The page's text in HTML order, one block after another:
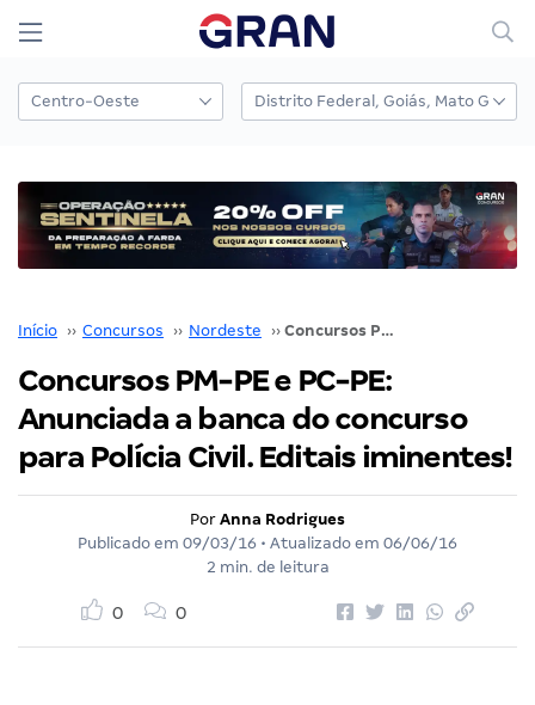
Início ›› Concursos ›› Nordeste ›› Concursos PM-PE e PC-PE: Anunciada a banca do concurso para Polícia Civil. Editais iminentes!
Concursos PM-PE e PC-PE:
Anunciada a banca do concurso
para Polícia Civil. Editais iminentes!
Por Anna Rodrigues
Publicado em 09/03/16 • Atualizado em 06/06/16
2 min. de leitura
0 0